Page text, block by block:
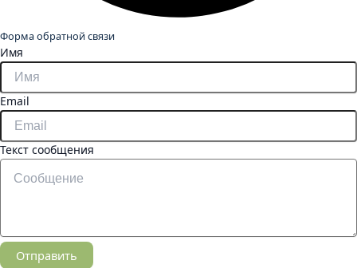
Форма обратной связи
Имя
Email
Текст сообщения
Отправить